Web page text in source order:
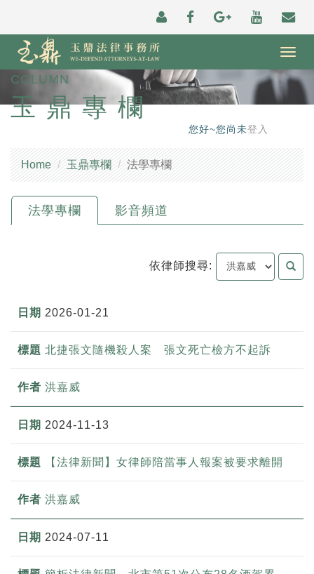
COLUMN
玉鼎專欄
您好~您尚未登入
Home 玉鼎專欄 法學專欄
法學專欄 影音頻道
依律師搜尋:
2026-01-21
北捷張文隨機殺人案 張文死亡檢方不起訴
洪嘉威
2024-11-13
【法律新聞】女律師陪當事人報案被要求離開
洪嘉威
2024-07-11